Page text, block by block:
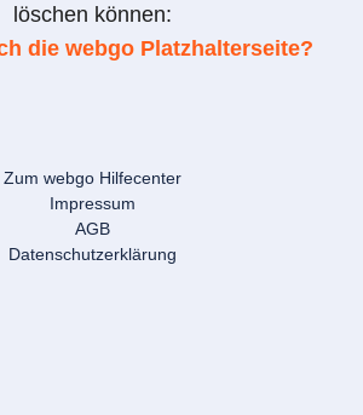
löschen können:
die webgo Platzhalterseite?
Zum webgo Hilfecenter
Impressum
AGB
Datenschutzerklärung